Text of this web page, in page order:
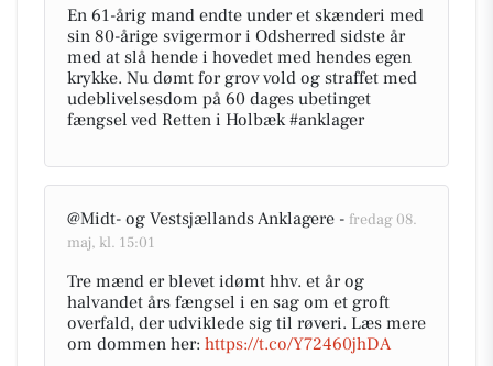
En 61-årig mand endte under et skænderi med
sin 80-årige svigermor i Odsherred sidste år
med at slå hende i hovedet med hendes egen
krykke. Nu dømt for grov vold og straffet med
udeblivelsesdom på 60 dages ubetinget
fængsel ved Retten i Holbæk #anklager
@Midt- og Vestsjællands Anklagere - fredag 08.
maj, kl. 15:01
Tre mænd er blevet idømt hhv. et år og
halvandet års fængsel i en sag om et groft
overfald, der udviklede sig til røveri. Læs mere
om dommen her: https://t.co/Y72460jhDA